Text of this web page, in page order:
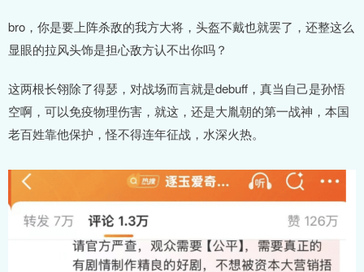
bro，你是要上阵杀敌的我方大将，头盔不戴也就罢了，还整这么
显眼的拉风头饰是担心敌方认不出你吗？
这两根长翎除了得瑟，对战场而言就是debuff，真当自己是孙悟
空啊，可以免疫物理伤害，就这，还是大胤朝的第一战神，本国
老百姓靠他保护，怪不得连年征战，水深火热。